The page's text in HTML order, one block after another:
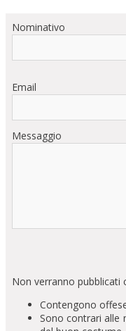
Nominativo
Email
Messaggio
Non verranno pubblicati
Contengono
Sono contrari alle